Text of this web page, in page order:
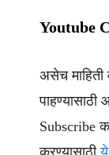
Youtube
असेच माहिती
Subscribe